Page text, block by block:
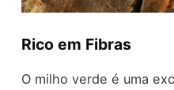
Rico em Fibras
O milho verde é uma